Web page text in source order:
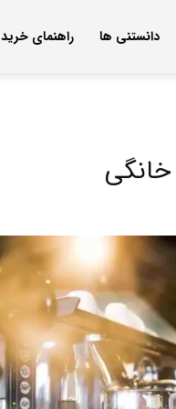
دانستنی ها راهنمای خرید